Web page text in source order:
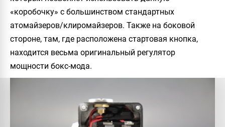
«коробочку» с большинством стандартных
атомайзеров/клиромайзеров. Также на боковой
стороне, там, где расположена стартовая кнопка,
находится весьма оригинальный регулятор
мощности бокс-мода.